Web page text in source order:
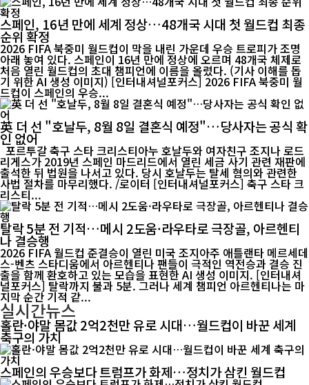
스페인, 16년 만에 세계 정상…48개국 시대 첫 월드컵 최종
순위 확정
2026 FIFA 북중미 월드컵이 막을 내린 가운데 우승 트로피가 조명
아래 놓여 있다. 스페인이 16년 만에 정상에 오르며 48개국 체제로
처음 열린 월드컵의 초대 챔피언에 이름을 올렸다. (기사 이해를 돕
기 위한 AI 생성 이미지) [인터내셔널포커스] 2026 FIFA 북중미 월
드컵이 스페인의 우승...
英 더 선 "호날두, 8월 8일 결혼식 예정"…당사자는 공식 확
인 없어
포르투갈 축구 스타 크리스티아누 호날두와 여자친구 조지나 로드
리게스가 2019년 스페인 마드리드에서 열린 세금 사기 관련 재판에
출석한 뒤 법원을 나서고 있다. 당시 호날두는 탈세 혐의와 관련한
사법 절차를 마무리했다. /로이터 [인터내셔널포커스] 축구 스타 크
리스티...
탈락 5분 전 기적…메시 2도움·라우타로 극장골, 아르헨티
나 결승행
2026 FIFA 월드컵 준결승이 열린 미국 조지아주 애틀랜타 메르세데
스-벤츠 스타디움에서 아르헨티나 팬들이 극적인 역전승과 결승 진
출을 함께 환호하고 있는 모습을 표현한 AI 생성 이미지. [인터내셔
널포커스] 탈락까지 불과 5분. 그러나 세계 챔피언 아르헨티나는 마
지막 순간 기적 같...
실시간뉴스
홀란·야말 몸값 2억2천만 유로 시대…월드컵이 바꾼 세계
축구의 가치
스페인의 우승보다 트럼프가 화제…정치가 삼킨 월드컵